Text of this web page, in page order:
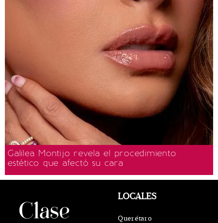
Galilea Montijo revela el procedimiento
estético que afectó su cara
LOCALES
Querétaro